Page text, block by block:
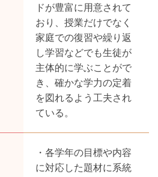
ドが豊富に用意されて
おり、授業だけでなく
家庭での復習や繰り返
し学習などでも生徒が
主体的に学ぶことがで
き、確かな学力の定着
を図れるよう工夫され
ている。
・各学年の目標や内容
に対応した題材に系統